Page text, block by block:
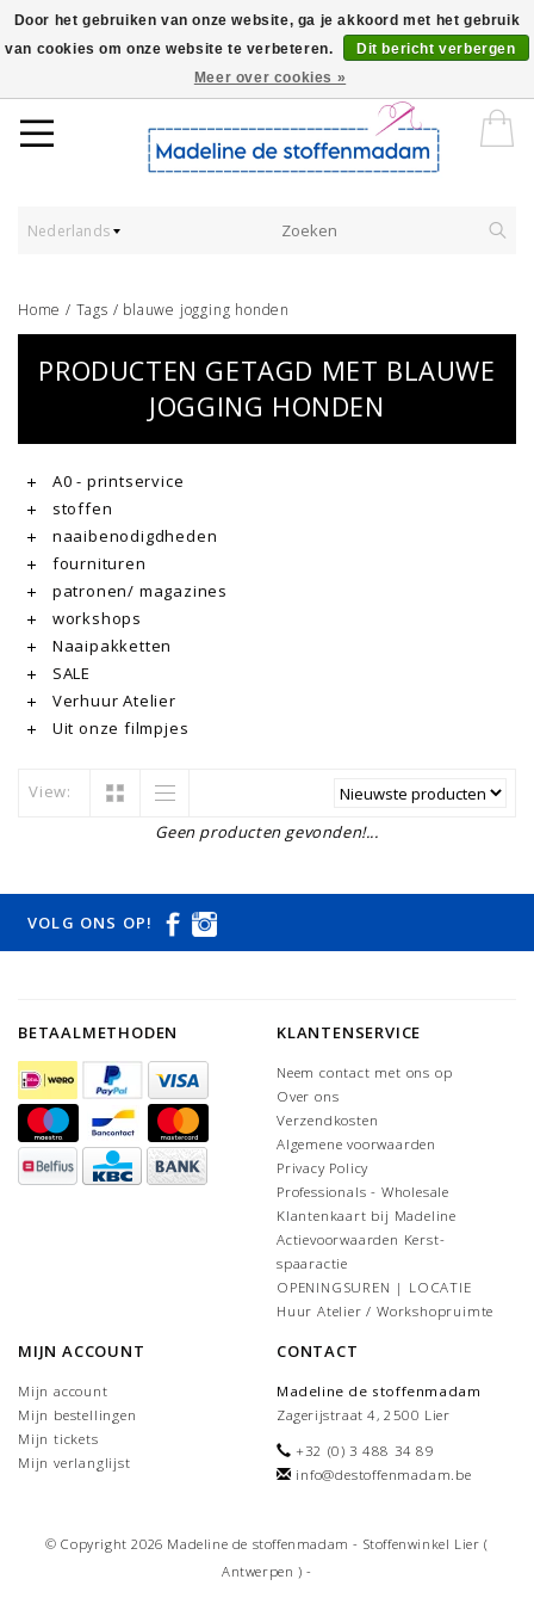
Worldwide Shipping - Onze stoffen worden verkocht per 10 cm.
Nederlands
Home / Tags / blauwe jogging honden
PRODUCTEN GETAGD MET BLAUWE
JOGGING HONDEN
A0 - printservice
stoffen
naaibenodigdheden
fournituren
patronen/ magazines
workshops
Naaipakketten
SALE
Verhuur Atelier
Uit onze filmpjes
View:
Geen producten gevonden!...
VOLG ONS OP!
BETAALMETHODEN KLANTENSERVICE
Neem contact met ons op
Over ons
Verzendkosten
Algemene voorwaarden
Privacy Policy
Professionals - Wholesale
Klantenkaart bij Madeline
Actievoorwaarden Kerst-
spaaractie
OPENINGSUREN | LOCATIE
Huur Atelier / Workshopruimte
MIJN ACCOUNT
Mijn account
Mijn bestellingen
Mijn tickets
Mijn verlanglijst
CONTACT
Madeline de stoffenmadam
Zagerijstraat 4, 2500 Lier
+32 (0) 3 488 34 89
info@destoffenmadam.be
© Copyright 2026 Madeline de stoffenmadam - Stoffenwinkel Lier (
Antwerpen ) -
Door het gebruiken van onze website, ga je akkoord met het gebruik
van cookies om onze website te verbeteren.
Dit bericht verbergen
Meer over cookies »